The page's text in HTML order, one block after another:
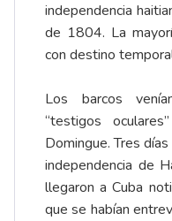
independencia
de 1804. La
con destino
Los barcos
“testigos
Domingue. Tres
independencia de
llegaron a Cuba
que se habían